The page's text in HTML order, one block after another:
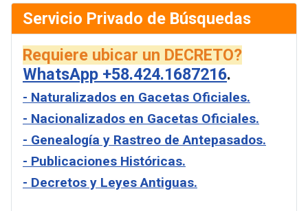
Servicio Privado de Búsquedas
Requiere ubicar un DECRETO?
WhatsApp +58.424.1687216.
- Naturalizados en Gacetas Oficiales.
- Nacionalizados en Gacetas Oficiales.
- Genealogía y Rastreo de Antepasados.
- Publicaciones Históricas.
- Decretos y Leyes Antiguas.